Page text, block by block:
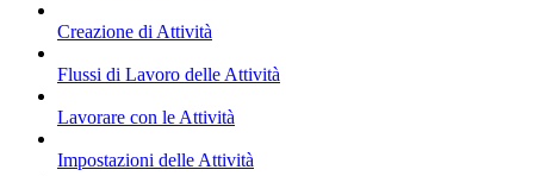
Creazione di Attività
Flussi di Lavoro delle Attività
Lavorare con le Attività
Impostazioni delle Attività